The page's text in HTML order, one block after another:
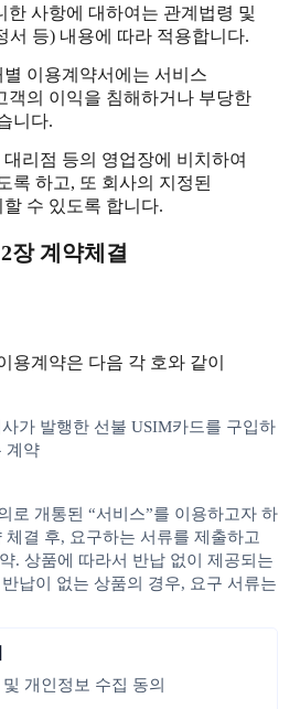
한 사항에 대하여는 관계법령 및
서 등) 내용에 따라 적용합니다.
이용계약서에는 서비스
객의 이익을 침해하거나 부당한
니다.
리점 등의 영업장에 비치하여
록 하고, 또 회사의 지정된
수 있도록 합니다.
장 계약체결
계약은 다음 각 호와 같이
사가 발행한 선불 USIM카드를 구입하
계약
로 개통된 “서비스”를 이용하고자 하
체결 후, 요구하는 서류를 제출하고
. 상품에 따라서 반납 없이 제공되는
납이 없는 상품의 경우, 요구 서류는
개인정보 수집 동의